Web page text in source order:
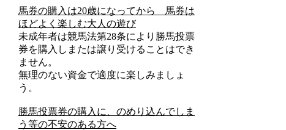
馬券の購入は20歳になってから 馬券は
ほどよく楽しむ大人の遊び
未成年者は競馬法第28条により勝馬投票
券を購入しまたは譲り受けることはでき
ません。
無理のない資金で適度に楽しみましょ
う。
勝馬投票券の購入に、のめり込んでしま
う等の不安のある方へ